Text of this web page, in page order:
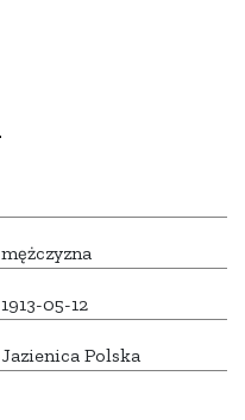
mężczyzna
1913-05-12
Jazienica Polska